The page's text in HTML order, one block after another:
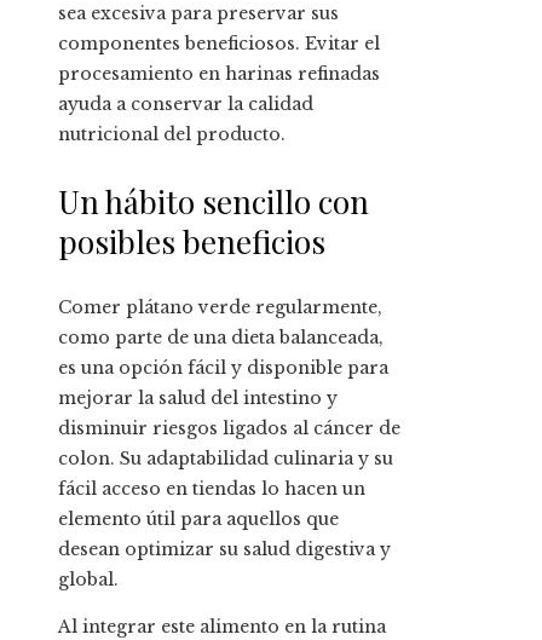
sea excesiva para preservar sus
componentes beneficiosos. Evitar el
procesamiento en harinas refinadas
ayuda a conservar la calidad
nutricional del producto.
Un hábito sencillo con
posibles beneficios
Comer plátano verde regularmente,
como parte de una dieta balanceada,
es una opción fácil y disponible para
mejorar la salud del intestino y
disminuir riesgos ligados al cáncer de
colon. Su adaptabilidad culinaria y su
fácil acceso en tiendas lo hacen un
elemento útil para aquellos que
desean optimizar su salud digestiva y
global.
Al integrar este alimento en la rutina